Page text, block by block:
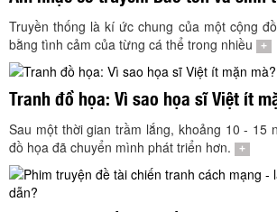
TÌM KIẾM
Vận hành bởi QI Corp
Truyền thống là kí ức chung của một cộng
bằng tình cảm của từng cá thể trong nhiều
+
Tranh đồ họa: Vì sao họa sĩ Việt ít
Sau một thời gian trầm lắng, khoảng 10 - 15
đồ họa đã chuyển mình phát triển hơn.
+